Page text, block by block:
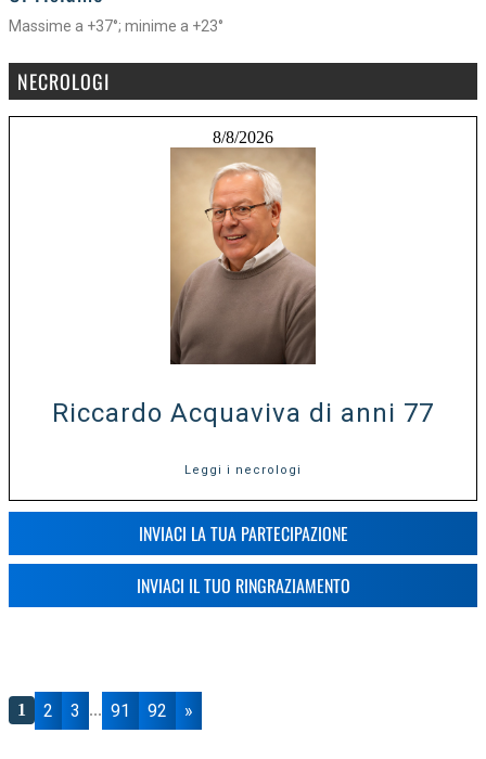
Massime a +37°; minime a +23°
NECROLOGI
8/8/2026
Riccardo Acquaviva di anni 77
Leggi i necrologi
INVIACI LA TUA PARTECIPAZIONE
INVIACI IL TUO RINGRAZIAMENTO
1 2 3 ... 91 92 »